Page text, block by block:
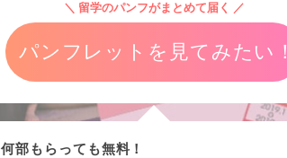
＼ 留学のパンフがまとめて届く ／
パンフレットを見てみたい！
何部もらっても無料！